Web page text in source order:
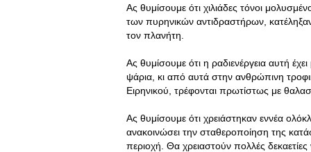
Ας θυμίσουμε ότι χιλιάδες τόνοι
των πυρηνικών αντιδραστήρων,
τον πλανήτη.
Ας θυμίσουμε ότι η ραδιενέργεια αυτή
ψάρια, κι από αυτά στην ανθρώπινη
Ειρηνικού, τρέφονται πρωτίστως με
Ας θυμίσουμε ότι χρειάστηκαν εννέα
ανακοινώσει την σταθεροποίηση της
περιοχή. Θα χρειαστούν πολλές